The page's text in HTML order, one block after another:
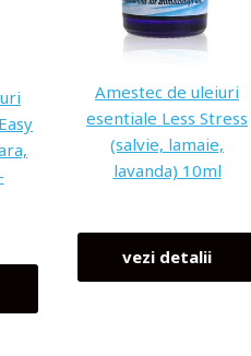
Amestec de uleiuri
esentiale Less Stress
(salvie, lamaie,
lavanda) 10ml
vezi detalii